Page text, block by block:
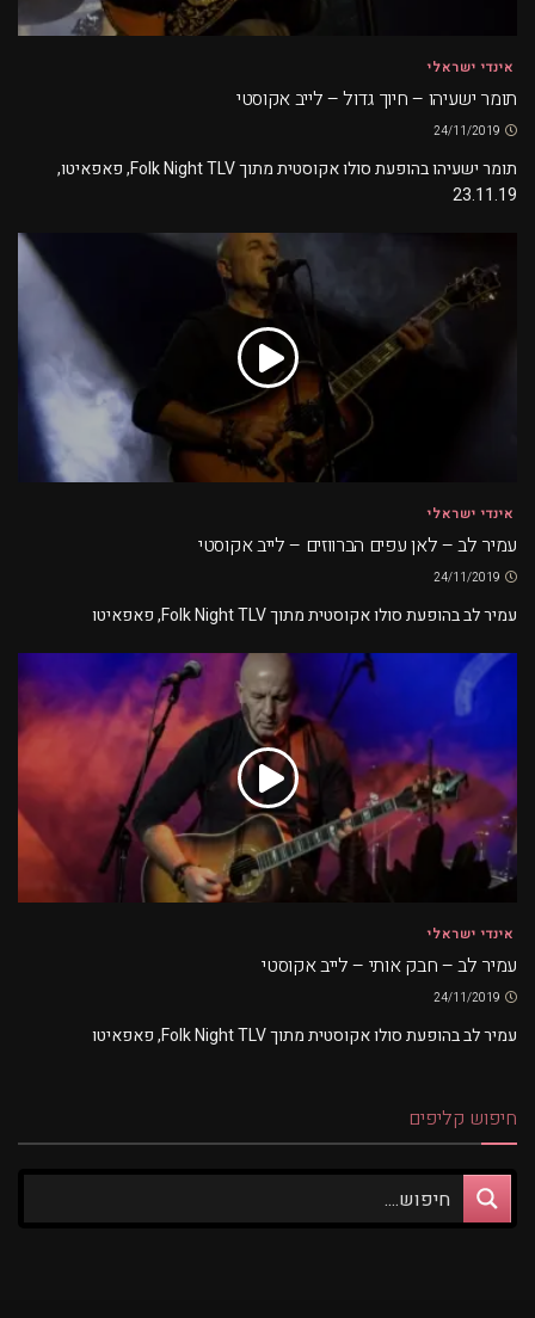
אינדי ישראלי
תומר ישעיהו – חיוך גדול – לייב אקוסטי
תומר ישעיהו בהופעת סולו אקוסטית מתוך Folk Night TLV, פאפאיטו,
23.11.19
אינדי ישראלי
עמיר לב – לאן עפים הברווזים – לייב אקוסטי
עמיר לב בהופעת סולו אקוסטית מתוך Folk Night TLV, פאפאיטו
אינדי ישראלי
עמיר לב – חבק אותי – לייב אקוסטי
עמיר לב בהופעת סולו אקוסטית מתוך Folk Night TLV, פאפאיטו
חיפוש קליפים